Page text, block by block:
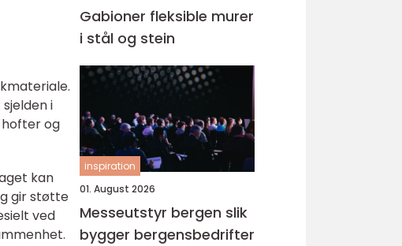
i
og
kan
gir støtte
ved
Gabioner fleksible murer
i stål og stein
inspiration
01. August 2026
Messeutstyr bergen slik
bygger bergensbedrifter